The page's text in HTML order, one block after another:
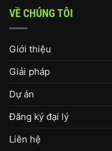
VỀ CHÚNG TÔI
Giới thiệu
Giải pháp
Dự án
Đăng ký đại lý
Liên hệ